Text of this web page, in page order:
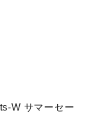
W サマーセー